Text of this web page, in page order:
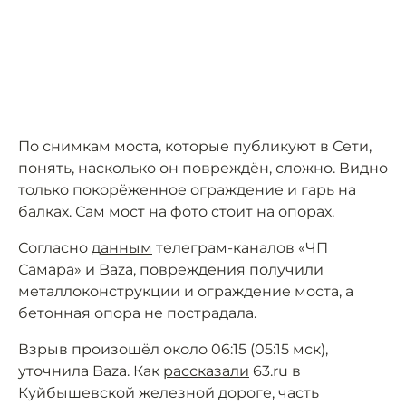
По снимкам моста, которые публикуют в Сети,
понять, насколько он повреждён, сложно. Видно
только покорёженное ограждение и гарь на
балках. Сам мост на фото стоит на опорах.
Согласно данным телеграм-каналов «ЧП
Самара» и Baza, повреждения получили
металлоконструкции и ограждение моста, а
бетонная опора не пострадала.
Взрыв произошёл около 06:15 (05:15 мск),
уточнила Baza. Как рассказали 63.ru в
Куйбышевской железной дороге, часть